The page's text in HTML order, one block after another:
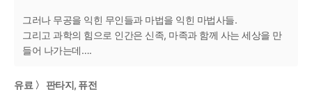
그러나 무공을 익힌 무인들과 마법을 익힌 마법사들.
그리고 과학의 힘으로 인간은 신족, 마족과 함께 사는 세상을 만
들어 나가는데….
유료 〉 판타지, 퓨전